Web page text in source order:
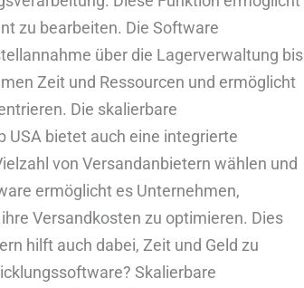
zu bearbeiten. Die Software
über die Lagerverwaltung bis
Zeit und Ressourcen und ermöglicht
Die skalierbare
bietet auch eine integrierte
von Versandanbietern wählen und
ermöglicht es Unternehmen,
Versandkosten zu optimieren. Dies
hilft auch dabei, Zeit und Geld zu
Skalierbare